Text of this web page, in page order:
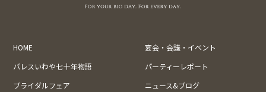
HOME
宴会・会議・イベント
パレスいわや七十年物語
パーティーレポート
ブライダルフェア
ニュース&ブログ